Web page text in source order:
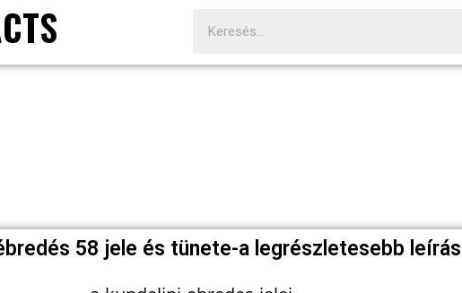
58 jele és tünete-a legrészletesebb leírás